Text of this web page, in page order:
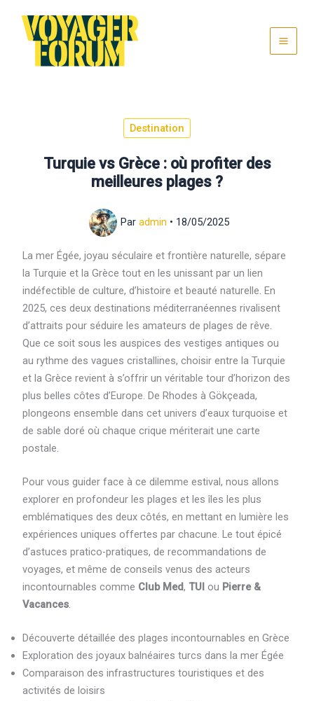
contenu
Destination
Turquie vs Grèce : où profiter des
meilleures plages ?
Par admin • 18/05/2025
La mer Égée, joyau séculaire et frontière naturelle, sépare
la Turquie et la Grèce tout en les unissant par un lien
indéfectible de culture, d’histoire et beauté naturelle. En
2025, ces deux destinations méditerranéennes rivalisent
d’attraits pour séduire les amateurs de plages de rêve.
Que ce soit sous les auspices des vestiges antiques ou
au rythme des vagues cristallines, choisir entre la Turquie
et la Grèce revient à s’offrir un véritable tour d’horizon des
plus belles côtes d’Europe. De Rhodes à Gökçeada,
plongeons ensemble dans cet univers d’eaux turquoise et
de sable doré où chaque crique mériterait une carte
postale.
Pour vous guider face à ce dilemme estival, nous allons
explorer en profondeur les plages et les îles les plus
emblématiques des deux côtés, en mettant en lumière les
expériences uniques offertes par chacune. Le tout épicé
d’astuces pratico-pratiques, de recommandations de
voyages, et même de conseils venus des acteurs
incontournables comme Club Med, TUI ou Pierre &
Vacances.
Découverte détaillée des plages incontournables en Grèce
Exploration des joyaux balnéaires turcs dans la mer Égée
Comparaison des infrastructures touristiques et des
activités de loisirs